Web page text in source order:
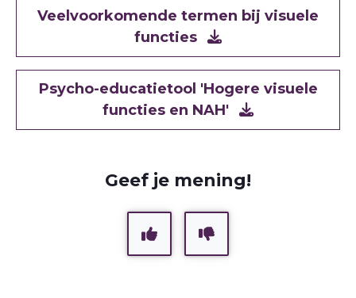
Document
Veelvoorkomende termen bij visuele
functies
Document
Psycho-educatietool 'Hogere visuele
functies en NAH'
Geef je mening!